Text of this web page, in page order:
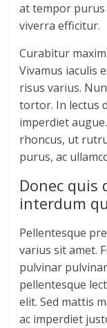
at tempor
viverra efficitur.
Curabitur
Vivamus iaculis
risus varius.
tortor. In lectus
imperdiet
rhoncus, ut
purus, ac
Donec quis
interdum
Pellentesque
varius sit amet.
pulvinar
pellentesque
elit. Sed mattis
ac imperdiet